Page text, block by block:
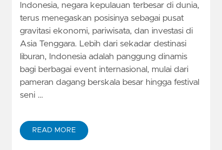
Indonesia, negara kepulauan terbesar di dunia,
terus menegaskan posisinya sebagai pusat
gravitasi ekonomi, pariwisata, dan investasi di
Asia Tenggara. Lebih dari sekadar destinasi
liburan, Indonesia adalah panggung dinamis
bagi berbagai event internasional, mulai dari
pameran dagang berskala besar hingga festival
seni …
READ MORE